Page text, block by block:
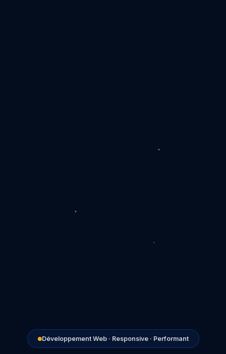
Développement Web · Responsive · Performant